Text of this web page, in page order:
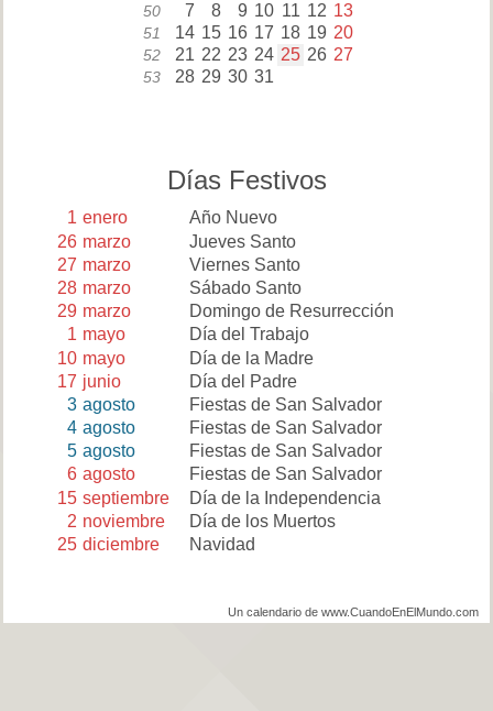
50 7 8 9 10 11 12 13
51 14 15 16 17 18 19 20
52 21 22 23 24 25 26 27
53 28 29 30 31
Días Festivos
1 enero
Año Nuevo
26 marzo
Jueves Santo
27 marzo
Viernes Santo
28 marzo
Sábado Santo
29 marzo
Domingo de Resurrección
1 mayo
Día del Trabajo
10 mayo
Día de la Madre
17 junio
Día del Padre
3 agosto
Fiestas de San Salvador
4 agosto
Fiestas de San Salvador
5 agosto
Fiestas de San Salvador
6 agosto
Fiestas de San Salvador
15 septiembre
Día de la Independencia
2 noviembre
Día de los Muertos
25 diciembre Navidad
Un calendario de www.CuandoEnElMundo.com